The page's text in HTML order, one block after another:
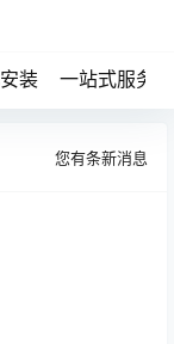
装 一站式服务
您有条新消息